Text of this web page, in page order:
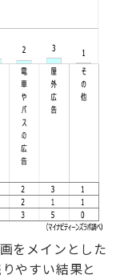
をメインとした
やすい結果と